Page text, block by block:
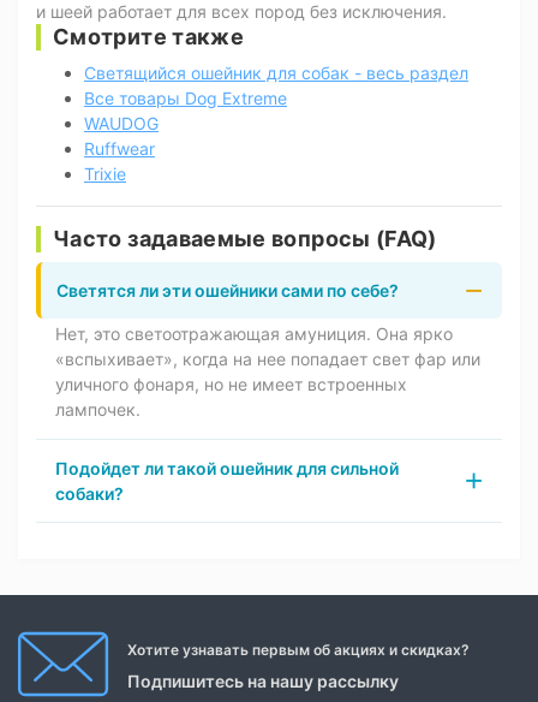
и шеей работает для всех пород без исключения.
Смотрите также
Светящийся ошейник для собак - весь раздел
Все товары Dog Extreme
WAUDOG
Ruffwear
Trixie
Часто задаваемые вопросы (FAQ)
Светятся ли эти ошейники сами по себе?
Нет, это светоотражающая амуниция. Она ярко
«вспыхивает», когда на нее попадает свет фар или
уличного фонаря, но не имеет встроенных
лампочек.
Подойдет ли такой ошейник для сильной
собаки?
Хотите узнавать первым об акциях и скидках?
Подпишитесь на нашу рассылку